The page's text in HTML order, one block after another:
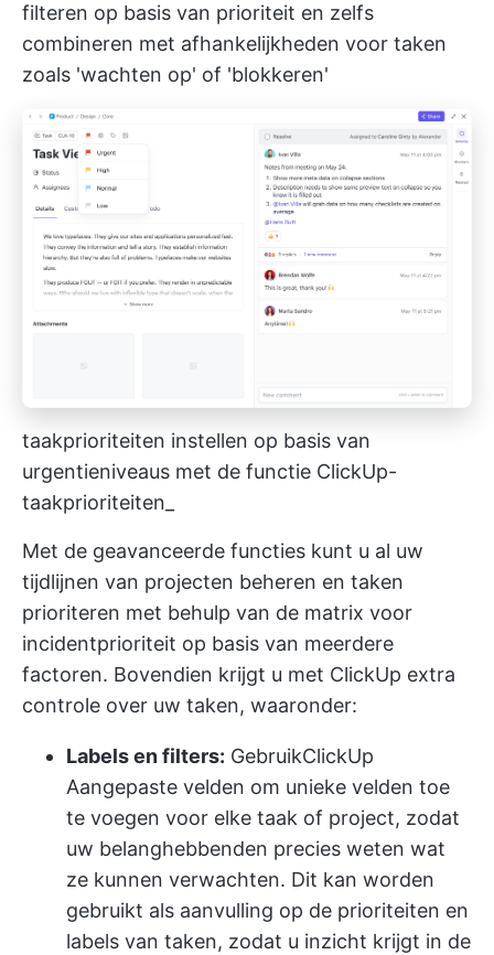
filteren op basis van prioriteit en zelfs
combineren met afhankelijkheden voor taken
zoals 'wachten op' of 'blokkeren'
taakprioriteiten instellen op basis van
urgentieniveaus met de functie ClickUp-
taakprioriteiten_
Met de geavanceerde functies kunt u al uw
tijdlijnen van projecten beheren en taken
prioriteren met behulp van de matrix voor
incidentprioriteit op basis van meerdere
factoren. Bovendien krijgt u met ClickUp extra
controle over uw taken, waaronder:
Labels en filters: GebruikClickUp
Aangepaste velden om unieke velden toe
te voegen voor elke taak of project, zodat
uw belanghebbenden precies weten wat
ze kunnen verwachten. Dit kan worden
gebruikt als aanvulling op de prioriteiten en
labels van taken, zodat u inzicht krijgt in de